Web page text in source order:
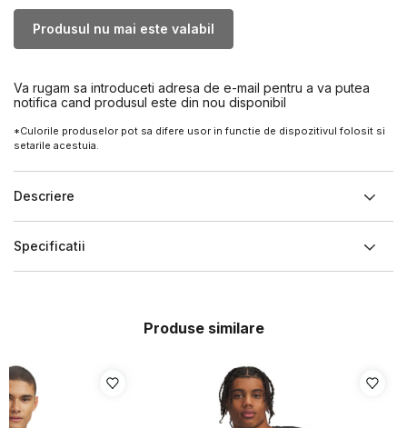
Produsul nu mai este valabil
Va rugam sa introduceti adresa de e-mail pentru a va putea
notifica cand produsul este din nou disponibil
*Culorile produselor pot sa difere usor in functie de dispozitivul folosit si
setarile acestuia.
Descriere
Specificatii
Produse similare